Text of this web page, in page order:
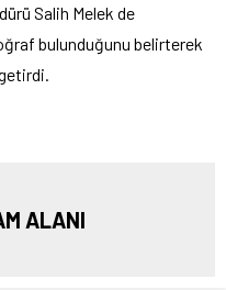
Salih Melek de
bulunduğunu belirterek
ALANI